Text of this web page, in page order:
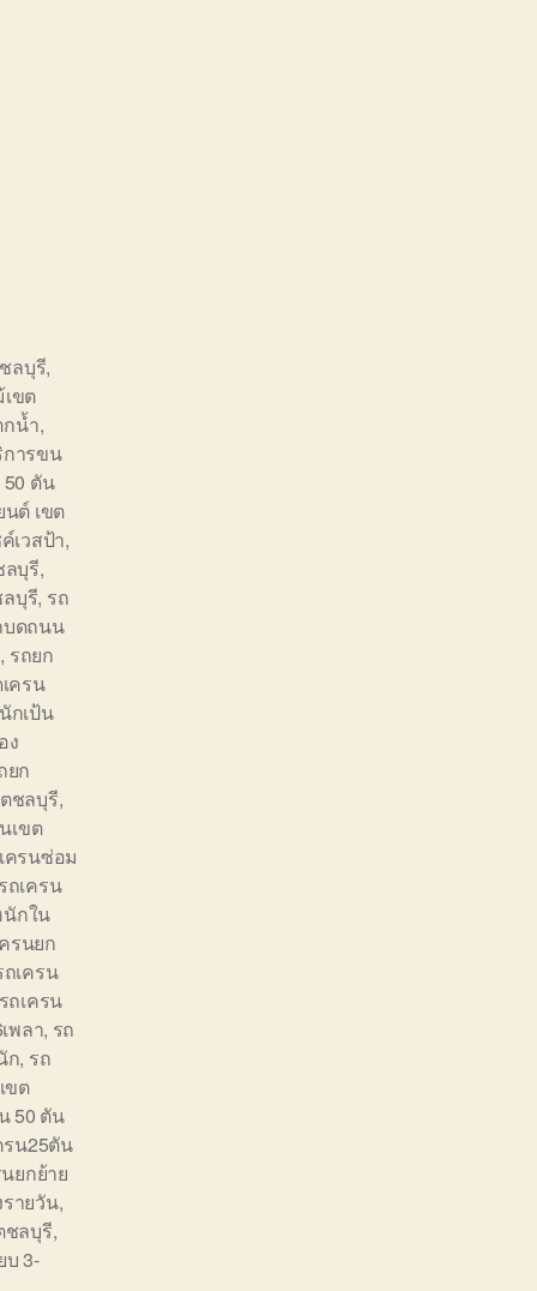
ลบุรี,
ขต
กน้ำ,
ารขน
ตัน
นต์ เขต
เวสป้า,
ลบุรี,
บุรี, รถ
บดถนน
, รถยก
ครน
กเป้น
ง
ยก
ชลบุรี,
เขต
ครนซ่อม
รถเครน
นักใน
รนยก
ถเครน
รถเครน
พลา, รถ
ก, รถ
ขต
50 ตัน
รน25ตัน
ยกย้าย
ายวัน,
ชลบุรี,
บ 3-